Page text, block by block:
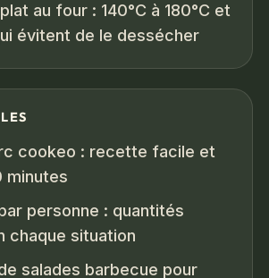
au four : 140°C à 180°C et
évitent de le dessécher
cookeo : recette facile et
minutes
personne : quantités
chaque situation
salades barbecue pour